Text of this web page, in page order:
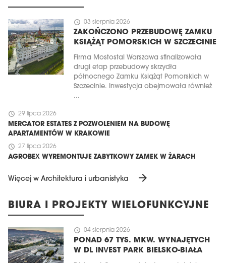
schedule 03 sierpnia 2026
ZAKOŃCZONO PRZEBUDOWĘ ZAMKU
KSIĄŻĄT POMORSKICH W SZCZECINIE
Firma Mostostal Warszawa sfinalizowała
drugi etap przebudowy skrzydła
północnego Zamku Książąt Pomorskich w
Szczecinie. Inwestycja obejmowała również
...
schedule 29 lipca 2026
MERCATOR ESTATES Z POZWOLENIEM NA BUDOWĘ
APARTAMENTÓW W KRAKOWIE
schedule 27 lipca 2026
AGROBEX WYREMONTUJE ZABYTKOWY ZAMEK W ŻARACH
Więcej w Architektura i urbanistyka arrow_forward
BIURA I PROJEKTY WIELOFUNKCYJNE
schedule 04 sierpnia 2026
PONAD 67 TYS. MKW. WYNAJĘTYCH
W DL INVEST PARK BIELSKO-BIAŁA